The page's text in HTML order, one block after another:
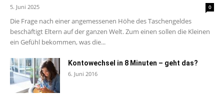
5. Juni 2025 0
Die Frage nach einer angemessenen Höhe des Taschengeldes
beschäftigt Eltern auf der ganzen Welt. Zum einen sollen die Kleinen
ein Gefühl bekommen, was die...
Kontowechsel in 8 Minuten – geht das?
6. Juni 2016